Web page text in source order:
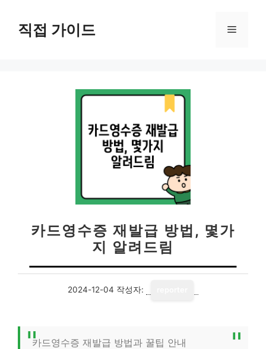
직접 가이드 메
카드영수증 재발급 방법, 몇가
지 알려드림
2024-12-04 작성자:
카드영수증 재발급 방법과 꿀팁 안내